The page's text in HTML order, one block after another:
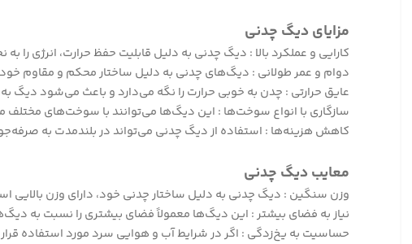
مزایای دیگ چدنی
کارایی و عملکرد بالا : دیگ چدنی به دلیل قابلیت حفظ حرارت، انرژی را
دوام و عمر طولانی : دیگ‌های چدنی به دلیل ساختار محکم و مقاوم
عایق حرارتی : چدن به خوبی حرارت را نگه می‌دارد و باعث می‌شود دیگ
سازگاری با انواع سوخت‌ها : این دیگ‌ها می‌توانند با سوخت‌های مختلف
کاهش هزینه‌ها : استفاده از دیگ چدنی می‌تواند در بلندمدت به
معایب دیگ چدنی
وزن سنگین : دیگ چدنی به دلیل ساختار چدنی خود، دارای وزن
نیاز به فضای بیشتر : این دیگ‌ها معمولاً فضای بیشتری را نسبت به
حساسیت به یخ‌زدگی : اگر در شرایط آب و هوایی سرد مورد استفاده